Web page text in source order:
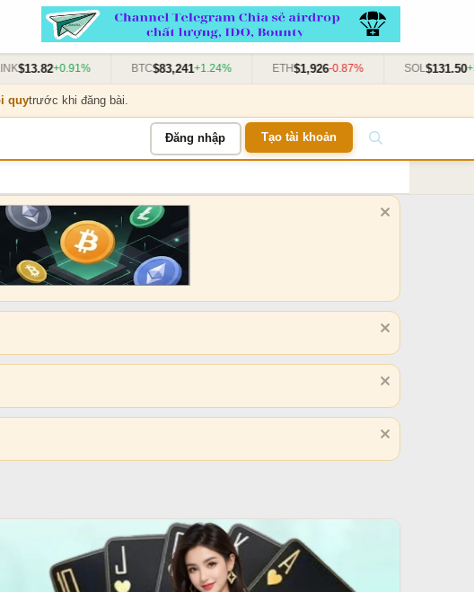
$13.82+0.91% BTC$83,241+1.24% ETH$1,926-0.87% SOL$131.50
quytrước khi đăng bài.
Đăng nhập Tạo tài khoản